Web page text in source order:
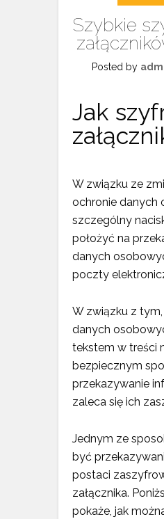
Szybkie
Posted by
Jak
W związku ze
ochronie danych
szczególny
położyć na
danych
poczty
W związku z tym,
danych
tekstem w treści
bezpiecznym
przekazywanie
zaleca się ich
Jednym ze
być
postaci
załącznika.
pokaże, jak